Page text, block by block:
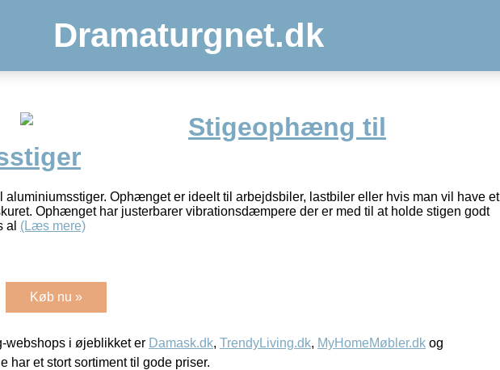
Dramaturgnet.dk
Stigeophæng til
aluminiumsstiger. Ophænget er ideelt til arbejdsbiler, lastbiler eller hvis man vil have et
Ophænget har justerbarer vibrationsdæmpere der er med til at holde stigen godt
al (Læs mere)
Køb nu »
webshops i øjeblikket er Damask.dk, TrendyLiving.dk, MyHomeMøbler.dk og
har et stort sortiment til gode priser.